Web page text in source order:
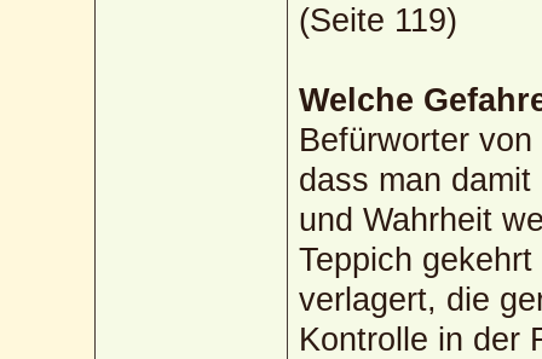
(Seite 119)
Welche
Befürworter
dass man
und Wahrheit
Teppich
verlagert, die
Kontrolle in der